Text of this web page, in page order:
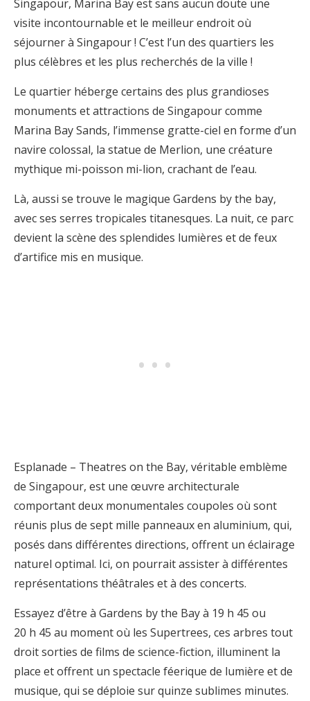
Singapour, Marina Bay est sans aucun doute une
visite incontournable et le meilleur endroit où
séjourner à Singapour ! C’est l’un des quartiers les
plus célèbres et les plus recherchés de la ville !
Le quartier héberge certains des plus grandioses
monuments et attractions de Singapour comme
Marina Bay Sands, l’immense gratte-ciel en forme d’un
navire colossal, la statue de Merlion, une créature
mythique mi-poisson mi-lion, crachant de l’eau.
Là, aussi se trouve le magique Gardens by the bay,
avec ses serres tropicales titanesques. La nuit, ce parc
devient la scène des splendides lumières et de feux
d’artifice mis en musique.
Esplanade – Theatres on the Bay, véritable emblème
de Singapour, est une œuvre architecturale
comportant deux monumentales coupoles où sont
réunis plus de sept mille panneaux en aluminium, qui,
posés dans différentes directions, offrent un éclairage
naturel optimal. Ici, on pourrait assister à différentes
représentations théâtrales et à des concerts.
Essayez d’être à Gardens by the Bay à 19 h 45 ou
20 h 45 au moment où les Supertrees, ces arbres tout
droit sorties de films de science-fiction, illuminent la
place et offrent un spectacle féerique de lumière et de
musique, qui se déploie sur quinze sublimes minutes.